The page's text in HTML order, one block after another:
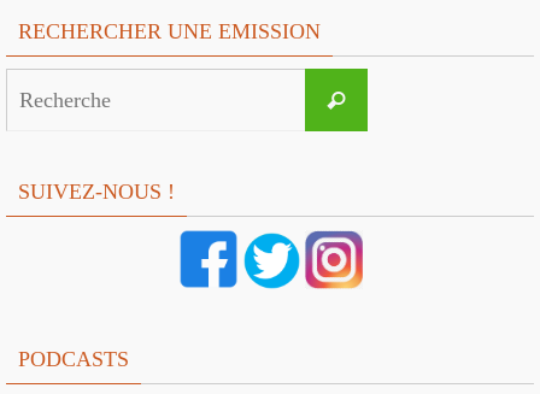
RECHERCHER UNE EMISSION
Recherche
SUIVEZ-NOUS !
PODCASTS